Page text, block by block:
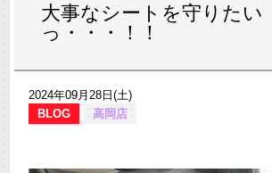
大事なシートを守りたい
っ・・・！！
2024年09月28日(土)
BLOG
高岡店